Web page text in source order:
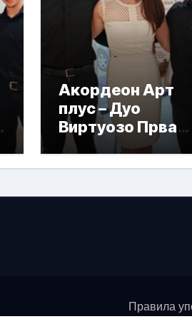
Акордеон Арт
плус – Дуо
Виртуозо Прва
награда
Правила